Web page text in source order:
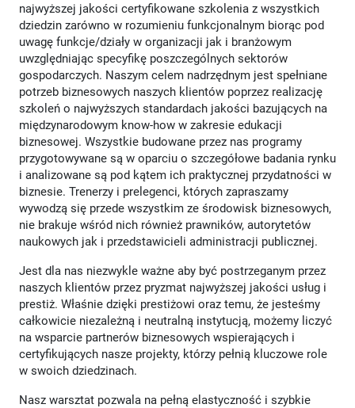
najwyższej jakości certyfikowane szkolenia z wszystkich
dziedzin zarówno w rozumieniu funkcjonalnym biorąc pod
uwagę funkcje/działy w organizacji jak i branżowym
uwzględniając specyfikę poszczególnych sektorów
gospodarczych. Naszym celem nadrzędnym jest spełniane
potrzeb biznesowych naszych klientów poprzez realizację
szkoleń o najwyższych standardach jakości bazujących na
międzynarodowym know-how w zakresie edukacji
biznesowej. Wszystkie budowane przez nas programy
przygotowywane są w oparciu o szczegółowe badania rynku
i analizowane są pod kątem ich praktycznej przydatności w
biznesie. Trenerzy i prelegenci, których zapraszamy
wywodzą się przede wszystkim ze środowisk biznesowych,
nie brakuje wśród nich również prawników, autorytetów
naukowych jak i przedstawicieli administracji publicznej.
Jest dla nas niezwykle ważne aby być postrzeganym przez
naszych klientów przez pryzmat najwyższej jakości usług i
prestiż. Właśnie dzięki prestiżowi oraz temu, że jesteśmy
całkowicie niezależną i neutralną instytucją, możemy liczyć
na wsparcie partnerów biznesowych wspierających i
certyfikujących nasze projekty, którzy pełnią kluczowe role
w swoich dziedzinach.
Nasz warsztat pozwala na pełną elastyczność i szybkie